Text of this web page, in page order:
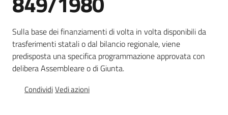
Comunicazione
Sulla base dei finanziamenti di volta in volta disponibili da
trasferimenti statali o dal bilancio regionale, viene
predisposta una specifica programmazione approvata con
delibera Assembleare o di Giunta.
CondividiVedi azioni